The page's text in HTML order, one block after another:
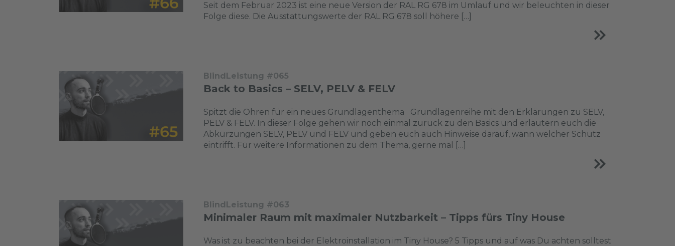
Seit dem Februar 2023 ist eine neue Version der RAL RG 678 im Umlauf und wir beleuchten in dieser
Folge diese. Die Ausstattungswerte der RAL RG 678 soll höhere […]
BlindLeistung #065
Back to Basics – SELV, PELV & FELV
Spitzt die Ohren für ein neues Grundlagenthema Grundlagenreihe mit den Erklärungen zu SELV,
PELV & FELV. In dieser Folge gehen wir noch einmal zurück zu den Basics und erläutern euch die
Abkürzungen SELV, PELV und FELV und geben euch auch Hinweise darauf, wann welcher Schutz
eintrifft. Für weitere Informationen zu dem Thema, gerne mal […]
BlindLeistung #063
Minimaler Raum mit maximaler Nutzbarkeit – Tipps fürs Tiny House
Was ist zu beachten bei der Elektroinstallation im Tiny House? 5 Tipps und auf was Du achten solltest